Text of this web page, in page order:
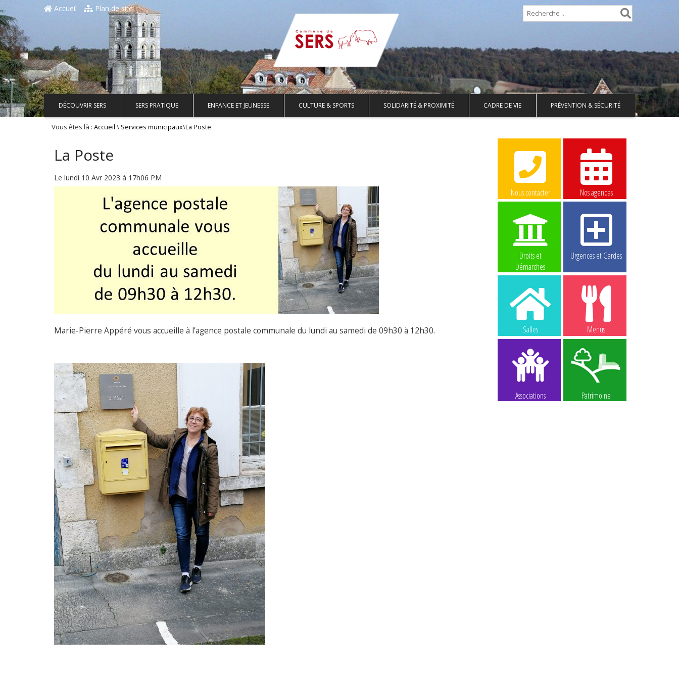
Accueil Plan de site
DÉCOUVRIR SERS SERS PRATIQUE ENFANCE ET JEUNESSE CULTURE & SPORTS SOLIDARITÉ & PROXIMITÉ CADRE DE VIE PRÉVENTION & SÉCURITÉ
Vous êtes là : Accueil \ Services municipaux\La Poste
La Poste
Le lundi 10 Avr 2023 à 17h06 PM
Marie-Pierre Appéré vous accueille à l’agence postale communale du lundi au samedi de 09h30 à 12h30.
Nous contacter Nos agendas
Droits et
Démarches
Urgences et Gardes
Salles Menus
Associations Patrimoine